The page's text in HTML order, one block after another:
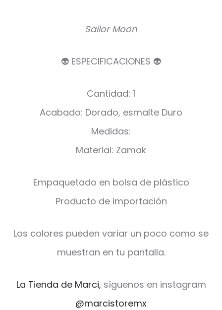
Sailor Moon
👽 ESPECIFICACIONES 👽
Cantidad: 1
Acabado: Dorado, esmalte Duro
Medidas:
Material: Zamak
Empaquetado en bolsa de plástico
Producto de importación
Los colores pueden variar un poco como se
muestran en tu pantalla.
La Tienda de Marci, síguenos en instagram
@marcistoremx